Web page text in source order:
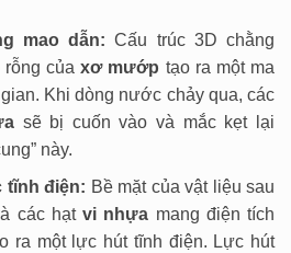
mao dẫn: Cấu trúc 3D chằng
rỗng củaxơ mướp tạo ra một ma
Khi dòng nước chảy qua, các
sẽ bị cuốn vào và mắc kẹt lại
này.
tĩnh điện: Bề mặt của vật liệu sau
các hạtvi nhựa mang điện tích
ra một lực hút tĩnh điện. Lực hút